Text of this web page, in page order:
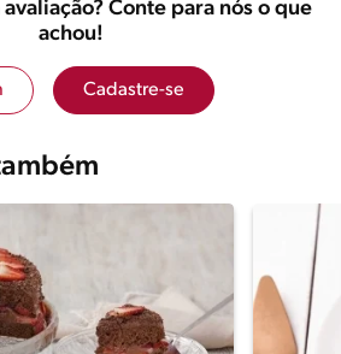
Conte para nós o que
achou!
Cadastre-se